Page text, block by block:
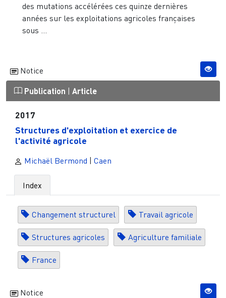
des mutations accélérées ces quinze dernières
années sur les exploitations agricoles françaises
sous ...
Notice
Publication | Article
2017
Structures d'exploitation et exercice de
l'activité agricole
Michaël Bermond | Caen
Index
Changement structurel Travail agricole
Structures agricoles Agriculture familiale
France
Notice